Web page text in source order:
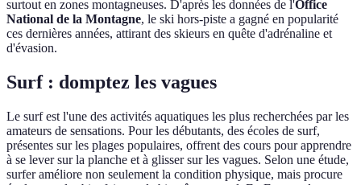
surtout en zones montagneuses. D'après les données de l'Office
National de la Montagne, le ski hors-piste a gagné en popularité
ces dernières années, attirant des skieurs en quête d'adrénaline et
d'évasion.
Surf : domptez les vagues
Le surf est l'une des activités aquatiques les plus recherchées par les
amateurs de sensations. Pour les débutants, des écoles de surf,
présentes sur les plages populaires, offrent des cours pour apprendre
à se lever sur la planche et à glisser sur les vagues. Selon une étude,
surfer améliore non seulement la condition physique, mais procure